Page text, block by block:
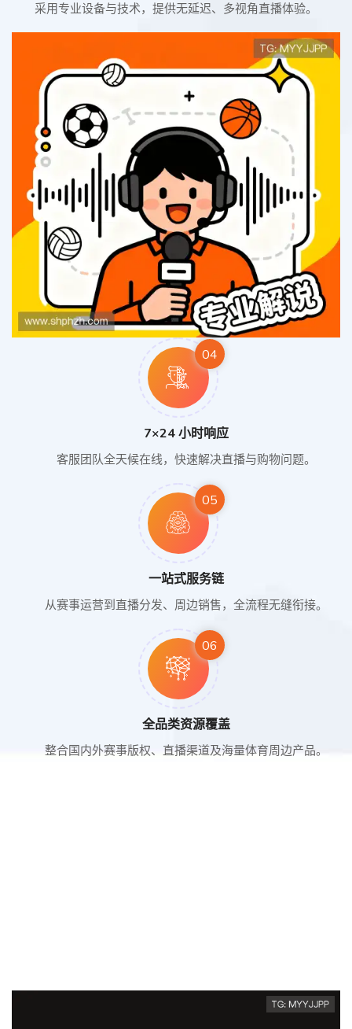
采用专业设备与技术，提供无延迟、多视角直播体验。
04
7×24 小时响应
客服团队全天候在线，快速解决直播与购物问题。
05
一站式服务链
从赛事运营到直播分发、周边销售，全流程无缝衔接。
06
全品类资源覆盖
整合国内外赛事版权、直播渠道及海量体育周边产品。